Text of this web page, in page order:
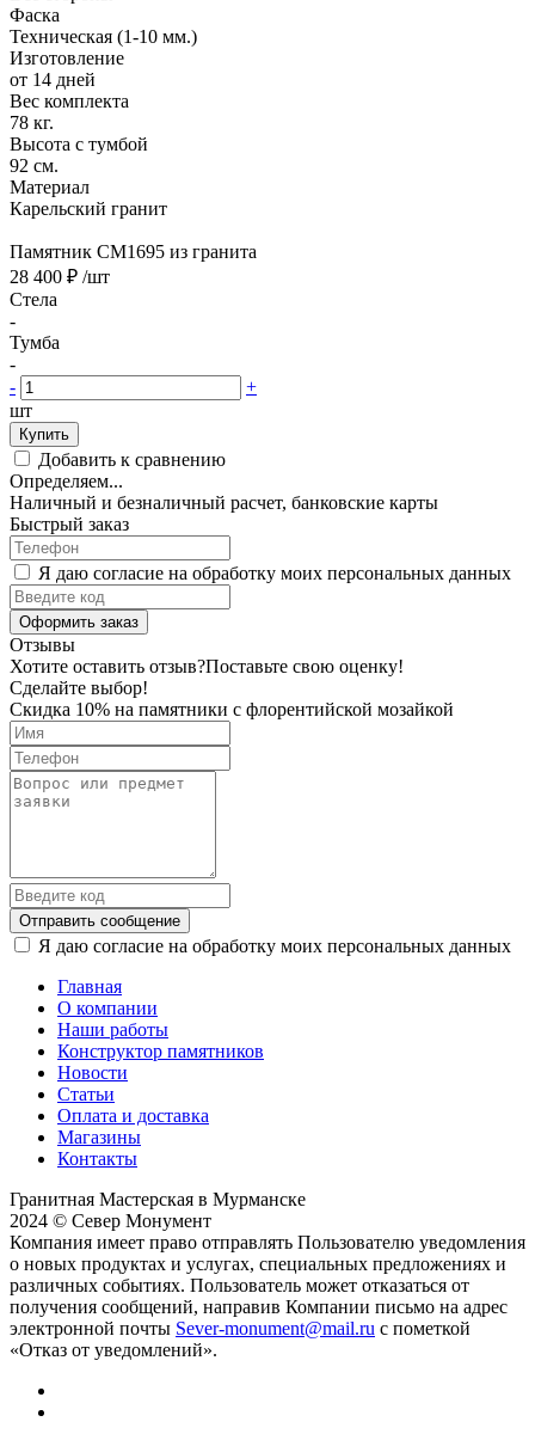
Фаска
Техническая (1-10 мм.)
Изготовление
от 14 дней
Вес комплекта
78 кг.
Высота с тумбой
92 см.
Материал
Карельский гранит
Памятник CM1695 из гранита
28 400 ₽ /шт
Стела
-
Тумба
-
-
+
шт
Купить
Добавить к сравнению
Определяем...
Наличный и безналичный расчет, банковские карты
Быстрый заказ
Я даю согласие на обработку моих персональных данных
Оформить заказ
Отзывы
Хотите оставить отзыв?Поставьте свою оценку!
Сделайте выбор!
Скидка 10% на памятники с флорентийской мозайкой
Отправить сообщение
Я даю согласие на обработку моих персональных данных
Главная
О компании
Наши работы
Конструктор памятников
Новости
Статьи
Оплата и доставка
Магазины
Контакты
Гранитная Мастерская в Мурманске
2024 © Север Монумент
Компания имеет право отправлять Пользователю уведомления
о новых продуктах и услугах, специальных предложениях и
различных событиях. Пользователь может отказаться от
получения сообщений, направив Компании письмо на адрес
электронной почты Sever-monument@mail.ru с пометкой
«Отказ от уведомлений».